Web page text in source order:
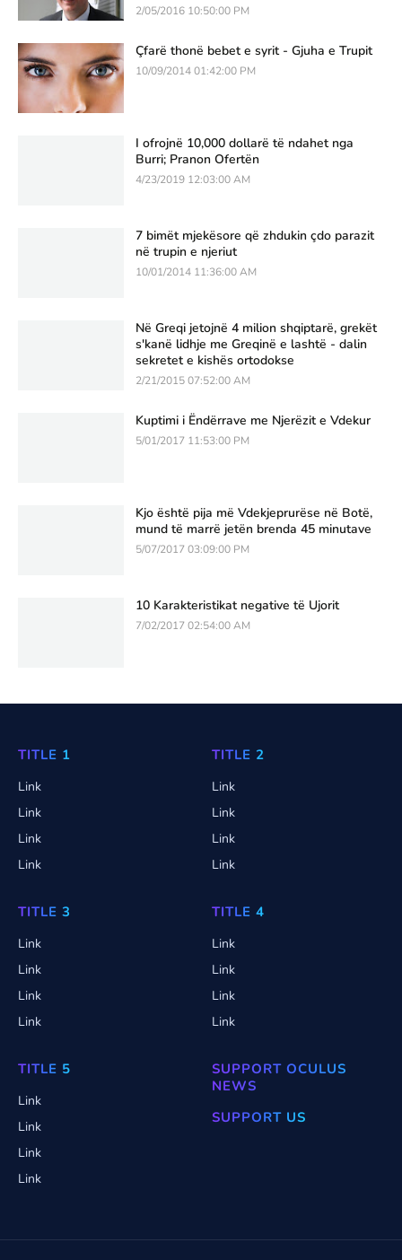
2/05/2016 10:50:00 PM
Çfarë thonë bebet e syrit - Gjuha e Trupit
10/09/2014 01:42:00 PM
I ofrojnë 10,000 dollarë të ndahet nga
Burri; Pranon Ofertën
4/23/2019 12:03:00 AM
7 bimët mjekësore që zhdukin çdo parazit
në trupin e njeriut
10/01/2014 11:36:00 AM
Në Greqi jetojnë 4 milion shqiptarë, grekët
s'kanë lidhje me Greqinë e lashtë - dalin
sekretet e kishës ortodokse
2/21/2015 07:52:00 AM
Kuptimi i Ëndërrave me Njerëzit e Vdekur
5/01/2017 11:53:00 PM
Kjo është pija më Vdekjeprurëse në Botë,
mund të marrë jetën brenda 45 minutave
5/07/2017 03:09:00 PM
10 Karakteristikat negative të Ujorit
7/02/2017 02:54:00 AM
TITLE 1
Link
Link
Link
Link
TITLE 2
Link
Link
Link
Link
TITLE 3
Link
Link
Link
Link
TITLE 4
Link
Link
Link
Link
TITLE 5
Link
Link
Link
Link
SUPPORT OCULUS
NEWS
SUPPORT US